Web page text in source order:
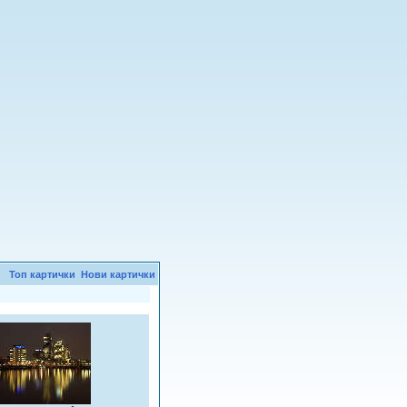
Топ картички Нови картички